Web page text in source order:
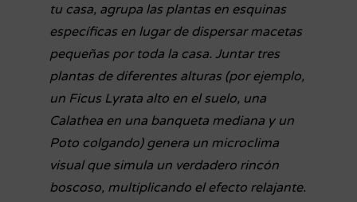
tu casa, agrupa las plantas en esquinas
específicas en lugar de dispersar macetas
pequeñas por toda la casa. Juntar tres
plantas de diferentes alturas (por ejemplo,
un Ficus Lyrata alto en el suelo, una
Calathea en una banqueta mediana y un
Poto colgando) genera un microclima
visual que simula un verdadero rincón
boscoso, multiplicando el efecto relajante.